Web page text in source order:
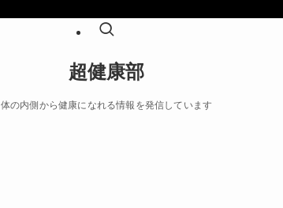
超健康部
体の内側から健康になれる情報を発信しています